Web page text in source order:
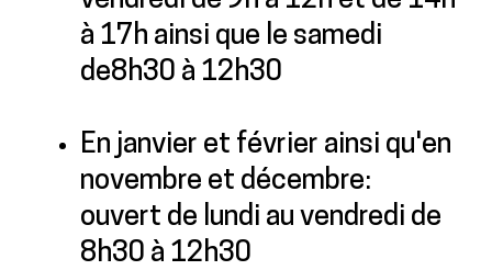
à 17h ainsi que le samedi
de8h30 à 12h30
En janvier et février ainsi qu'en
novembre et décembre:
ouvert de lundi au vendredi de
8h30 à 12h30